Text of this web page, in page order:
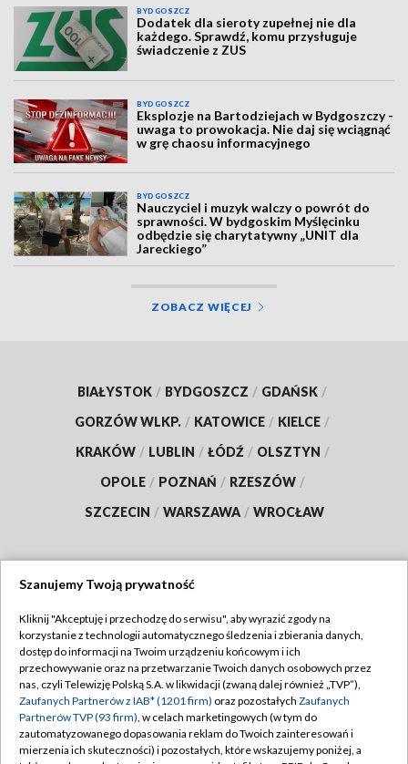
BYDGOSZCZ
Dodatek dla sieroty zupełnej nie dla
każdego. Sprawdź, komu przysługuje
świadczenie z ZUS
BYDGOSZCZ
Eksplozje na Bartodziejach w Bydgoszczy -
uwaga to prowokacja. Nie daj się wciągnąć
w grę chaosu informacyjnego
BYDGOSZCZ
Nauczyciel i muzyk walczy o powrót do
sprawności. W bydgoskim Myślęcinku
odbędzie się charytatywny „UNIT dla
Jareckiego”
ZOBACZ WIĘCEJ
BIAŁYSTOK / BYDGOSZCZ / GDAŃSK /
GORZÓW WLKP. / KATOWICE / KIELCE /
KRAKÓW / LUBLIN / ŁÓDŹ / OLSZTYN /
OPOLE / POZNAŃ / RZESZÓW /
SZCZECIN / WARSZAWA / WROCŁAW
TVP
Abonament TVP
Emisja w TVP
Centrum informacji TVP
Naziemna Telewizja Cyfrowa
Regulamin TVP
Polityka prywatności
Moje zgody
Szanujemy Twoją prywatność
Kliknij "Akceptuję i przechodzę do serwisu", aby wyrazić zgody na
korzystanie z technologii automatycznego śledzenia i zbierania danych,
dostęp do informacji na Twoim urządzeniu końcowym i ich
przechowywanie oraz na przetwarzanie Twoich danych osobowych przez
nas, czyli Telewizję Polską S.A. w likwidacji (zwaną dalej również „TVP”),
Zaufanych Partnerów z IAB* (1201 firm) oraz pozostałych Zaufanych
Partnerów TVP (93 firm), w celach marketingowych (w tym do
zautomatyzowanego dopasowania reklam do Twoich zainteresowań i
mierzenia ich skuteczności) i pozostałych, które wskazujemy poniżej, a